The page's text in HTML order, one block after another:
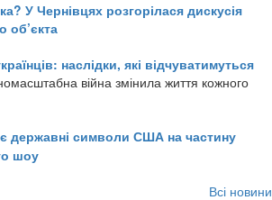
У Чернівцях розгорілася дискусія
об’єкта
наслідки, які відчуватимуться
війна змінила життя кожного
державні символи США на частину
шоу
Всі новини